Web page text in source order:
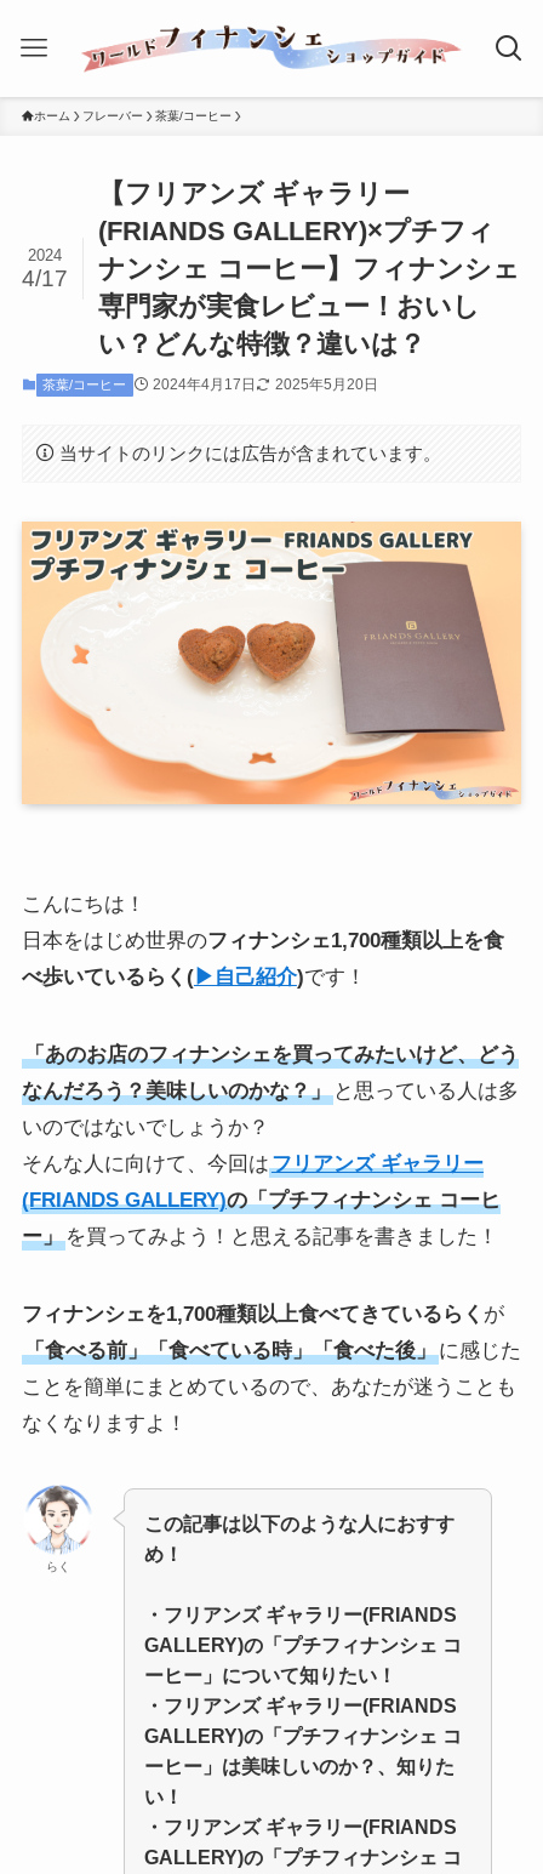
ホーム フレーバー 茶葉/コーヒー
【フリアンズ ギャラリー
(FRIANDS GALLERY)×プチフィ
ナンシェ コーヒー】フィナンシェ
専門家が実食レビュー！おいし
い？どんな特徴？違いは？
2024
4/17
茶葉/コーヒー 2024年4月17日 2025年5月20日
当サイトのリンクには広告が含まれています。
こんにちは！
日本をはじめ世界のフィナンシェ1,700種類以上を食
べ歩いている らく (▶︎自己紹介)です！
「あのお店のフィナンシェを買ってみたいけど、どう
なんだろう？美味しいのかな？」と思っている人は多
いのではないでしょうか？
そんな人に向けて、今回はフリアンズ ギャラリー
(FRIANDS GALLERY)の「プチフィナンシェ コーヒ
ー」を買ってみよう！と思える記事を書きました！
フィナンシェを1,700種類以上食べてきているらく が
「食べる前」「食べている時」「食べた後」に感じた
ことを簡単にまとめているので、あなたが迷うことも
なくなりますよ！
らく
この記事は以下のような人におすす
め！
・ フリアンズ ギャラリー(FRIANDS
GALLERY)の「プチフィナンシェ コ
ーヒー 」 について知りたい！
・ フリアンズ ギャラリー(FRIANDS
GALLERY)の「プチフィナンシェ コ
ーヒー 」 は美味しいのか？、知りた
い！
・ フリアンズ ギャラリー(FRIANDS
GALLERY)の「プチフィナンシェ コ